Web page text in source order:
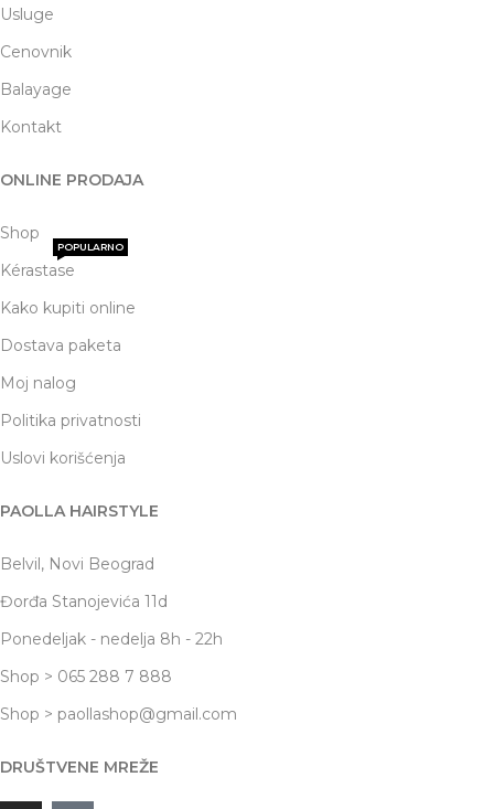
Usluge
Cenovnik
Balayage
Kontakt
ONLINE PRODAJA
Shop
Kérastase
POPULARNO
Kako kupiti online
Dostava paketa
Moj nalog
Politika privatnosti
Uslovi korišćenja
PAOLLA HAIRSTYLE
Belvil, Novi Beograd
Đorđa Stanojevića 11d
Ponedeljak - nedelja 8h - 22h
Shop > 065 288 7 888
Shop > paollashop@gmail.com
DRUŠTVENE MREŽE